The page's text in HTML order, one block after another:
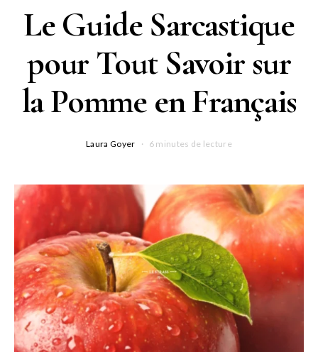
Le Guide Sarcastique
pour Tout Savoir sur
la Pomme en Français
Laura Goyer 6 minutes de lecture